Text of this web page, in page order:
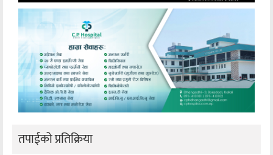
तपाईको प्रतिक्रिया